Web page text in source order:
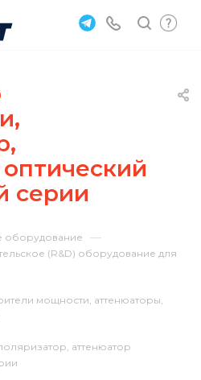
серии
оборудование —
(R&D) оборудование для
мощности, аттенюаторы,
аттенюатор